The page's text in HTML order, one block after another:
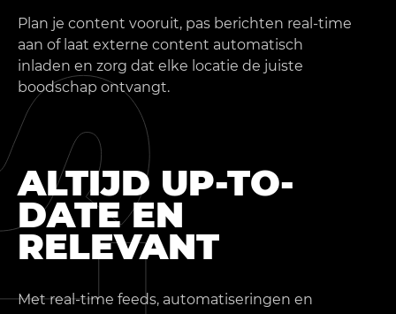
Plan je content vooruit, pas berichten real-time
aan of laat externe content automatisch
inladen en zorg dat elke locatie de juiste
boodschap ontvangt.
ALTIJD UP-TO-
DATE EN
RELEVANT
Met real-time feeds, automatiseringen en